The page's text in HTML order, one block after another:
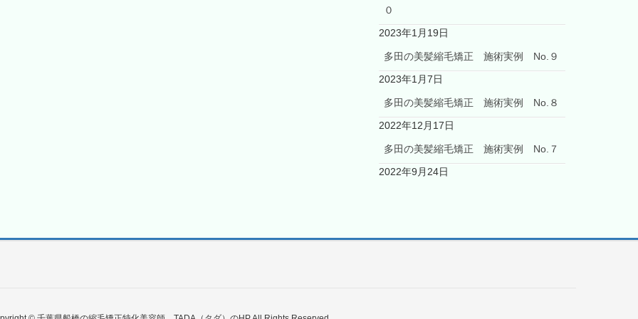
０
2023年1月19日
多田の美髪縮毛矯正 施術実例 No.９
2023年1月7日
多田の美髪縮毛矯正 施術実例 No.８
2022年12月17日
多田の美髪縮毛矯正 施術実例 No.７
2022年9月24日